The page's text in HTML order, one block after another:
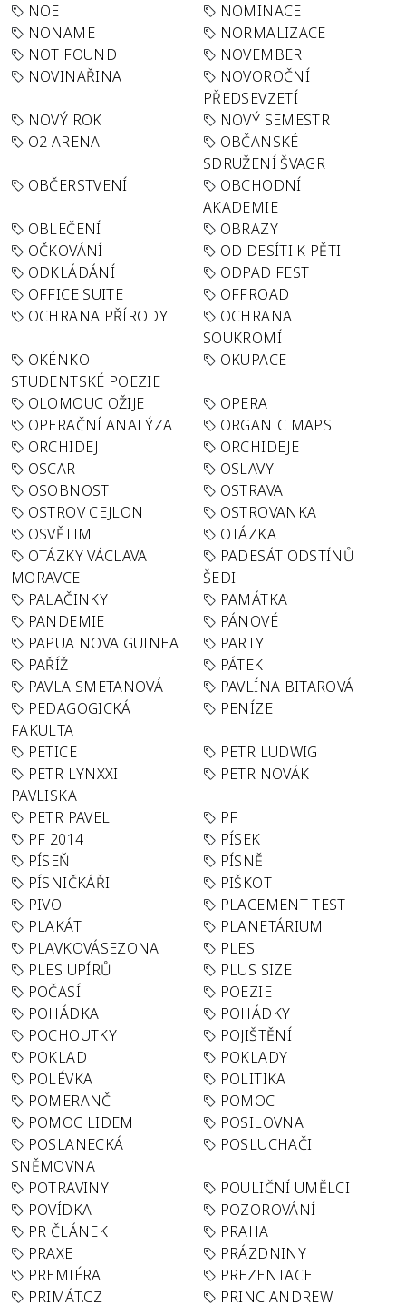
NOE
NOMINACE
NONAME
NORMALIZACE
NOT FOUND
NOVEMBER
NOVINAŘINA
NOVOROČNÍ
PŘEDSEVZETÍ
NOVÝ ROK
NOVÝ SEMESTR
O2 ARENA
OBČANSKÉ
SDRUŽENÍ ŠVAGR
OBČERSTVENÍ
OBCHODNÍ
AKADEMIE
OBLEČENÍ
OBRAZY
OČKOVÁNÍ
OD DESÍTI K PĚTI
ODKLÁDÁNÍ
ODPAD FEST
OFFICE SUITE
OFFROAD
OCHRANA PŘÍRODY
OCHRANA
SOUKROMÍ
OKÉNKO
STUDENTSKÉ POEZIE
OKUPACE
OLOMOUC OŽIJE
OPERA
OPERAČNÍ ANALÝZA
ORGANIC MAPS
ORCHIDEJ
ORCHIDEJE
OSCAR
OSLAVY
OSOBNOST
OSTRAVA
OSTROV CEJLON
OSTROVANKA
OSVĚTIM
OTÁZKA
OTÁZKY VÁCLAVA
MORAVCE
PADESÁT ODSTÍNŮ
ŠEDI
PALAČINKY
PAMÁTKA
PANDEMIE
PÁNOVÉ
PAPUA NOVA GUINEA
PARTY
PAŘÍŽ
PÁTEK
PAVLA SMETANOVÁ
PAVLÍNA BITAROVÁ
PEDAGOGICKÁ
FAKULTA
PENÍZE
PETICE
PETR LUDWIG
PETR LYNXXI
PAVLISKA
PETR NOVÁK
PETR PAVEL
PF
PF 2014
PÍSEK
PÍSEŇ
PÍSNĚ
PÍSNIČKÁŘI
PIŠKOT
PIVO
PLACEMENT TEST
PLAKÁT
PLANETÁRIUM
PLAVKOVÁSEZONA
PLES
PLES UPÍRŮ
PLUS SIZE
POČASÍ
POEZIE
POHÁDKA
POHÁDKY
POCHOUTKY
POJIŠTĚNÍ
POKLAD
POKLADY
POLÉVKA
POLITIKA
POMERANČ
POMOC
POMOC LIDEM
POSILOVNA
POSLANECKÁ
SNĚMOVNA
POSLUCHAČI
POTRAVINY
POULIČNÍ UMĚLCI
POVÍDKA
POZOROVÁNÍ
PR ČLÁNEK
PRAHA
PRAXE
PRÁZDNINY
PREMIÉRA
PREZENTACE
PRIMÁT.CZ
PRINC ANDREW